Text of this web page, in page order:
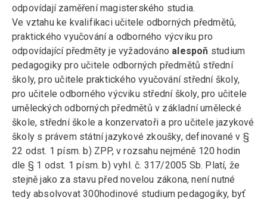
odpovídají zaměření magisterského studia.
Ve vztahu ke kvalifikaci učitele odborných předmětů,
praktického vyučování a odborného výcviku pro
odpovídající předměty je vyžadováno alespoň studium
pedagogiky pro učitele odborných předmětů střední
školy, pro učitele praktického vyučování střední školy,
pro učitele odborného výcviku střední školy, pro učitele
uměleckých odborných předmětů v základní umělecké
škole, střední škole a konzervatoři a pro učitele jazykové
školy s právem státní jazykové zkoušky, definované v §
22 odst. 1 písm. b) ZPP, v rozsahu nejméně 120 hodin
dle § 1 odst. 1 písm. b) vyhl. č. 317/2005 Sb. Platí, že
stejně jako za stavu před novelou zákona, není nutné
tedy absolvovat 300hodinové studium pedagogiky, byť